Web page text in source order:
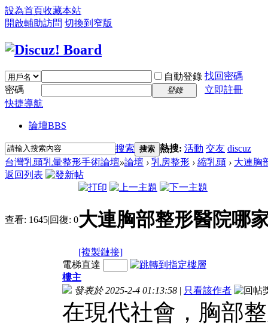
設為首頁收藏本站
開啟輔助訪問 切換到窄版
自動登錄 找回密碼
密碼
登錄
立即註冊
快捷導航
論壇BBS
搜索 搜索 熱搜: 活動 交友 discuz
台灣乳頭乳暈整形手術論壇»論壇 › 乳房整形 › 縮乳頭 › 大連胸
返回列表
查看: 1645|回復: 0大連胸部整形醫院哪
[複製鏈接]
電梯直達
樓主
發表於 2025-2-4 01:13:58 | 只看該作者
在現代社會，胸部